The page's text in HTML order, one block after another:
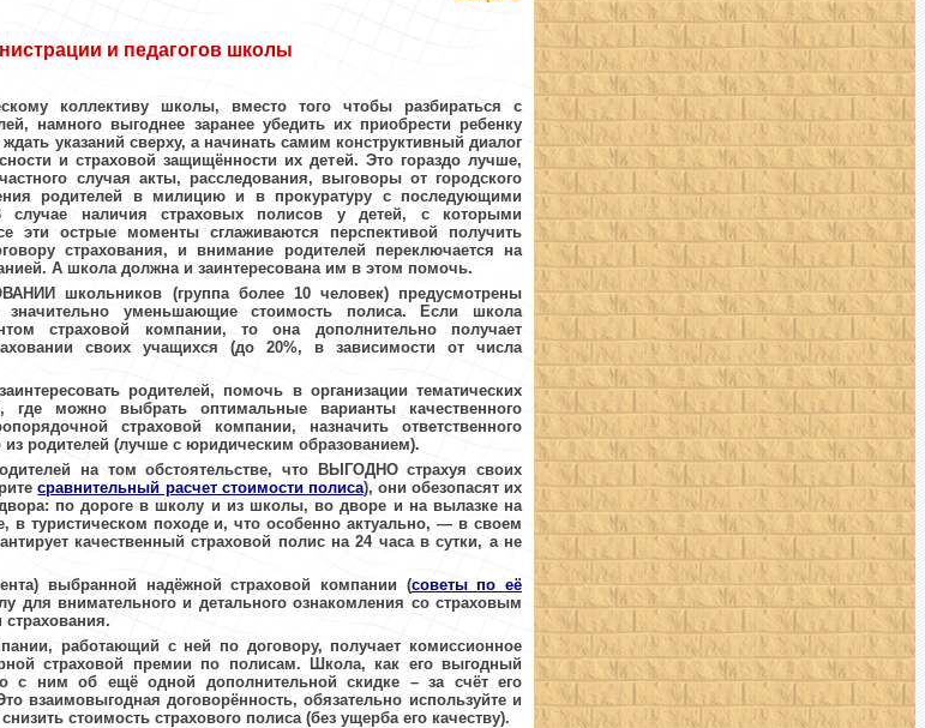
и педагогов школы
коллективу школы, вместо того чтобы разбираться с
намного выгоднее заранее убедить их приобрести ребенку
указаний сверху, а начинать самим конструктивный диалог
и страховой защищённости их детей. Это гораздо лучше,
случая акты, расследования, выговоры от городского
родителей в милицию и в прокуратуру с последующими
случае наличия страховых полисов у детей, с которыми
эти острые моменты сглаживаются перспективой получить
страхования, и внимание родителей переключается на
А школа должна и заинтересована им в этом помочь.
школьников (группа более 10 человек) предусмотрены
значительно уменьшающие стоимость полиса. Если школа
страховой компании, то она дополнительно получает
своих учащихся (до 20%, в зависимости от числа
родителей, помочь в организации тематических
где можно выбрать оптимальные варианты качественного
страховой компании, назначить ответственного
родителей (лучше с юридическим образованием).
на том обстоятельстве, что ВЫГОДНО страхуя своих
сравнительный расчет стоимости полиса), они обезопасят их
по дороге в школу и из школы, во дворе и на вылазке на
в туристическом походе и, что особенно актуально, — в своем
качественный страховой полис на 24 часа в сутки, а не
выбранной надёжной страховой компании (советы по её
для внимательного и детального ознакомления со страховым
работающий с ней по договору, получает комиссионное
страховой премии по полисам. Школа, как его выгодный
с ним об ещё одной дополнительной скидке – за счёт его
взаимовыгодная договорённость, обязательно используйте и
стоимость страхового полиса(без ущерба его качеству).